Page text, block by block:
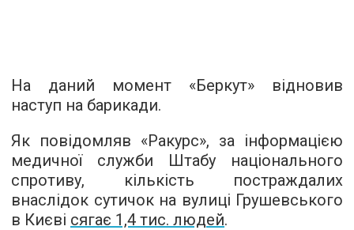
На даний момент «Беркут» відновив
наступ на барикади.
Як повідомляв «Ракурс», за інформацією
медичної служби Штабу національного
спротиву, кількість постраждалих
внаслідок сутичок на вулиці Грушевського
в Києві сягає 1,4 тис. людей.